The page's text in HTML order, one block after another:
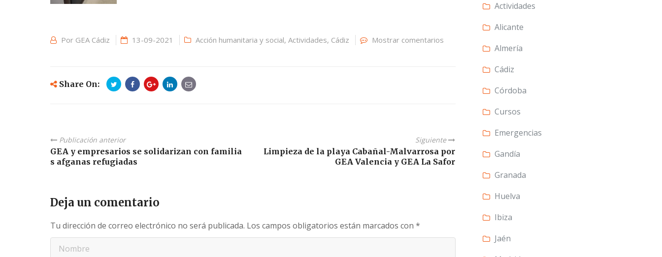
Por GEA Cádiz 13-09-2021 Acción humanitaria y social, Actividades, Cádiz Mostrar comentarios
Share On:
Publicación anterior
GEA y empresarios se solidarizan con familia
s afganas refugiadas
Siguiente
Limpieza de la playa Cabañal-Malvarrosa por
GEA Valencia y GEA La Safor
Deja un comentario
Tu dirección de correo electrónico no será publicada. Los campos obligatorios están marcados con *
Actividades
Alicante
Almería
Cádiz
Córdoba
Cursos
Emergencias
Gandía
Granada
Huelva
Ibiza
Jaén